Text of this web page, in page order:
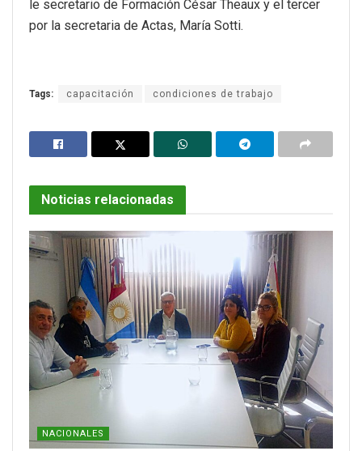
le secretario de Formación César Theaux y el tercer
por la secretaria de Actas, María Sotti.
Tags: capacitación condiciones de trabajo
Noticias relacionadas
NACIONALES